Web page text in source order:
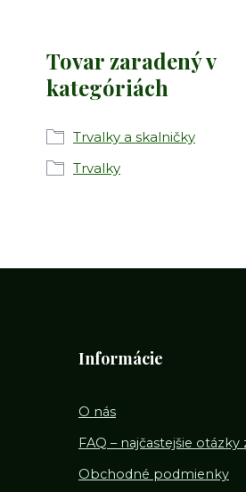
Tovar zaradený v
kategóriách
Trvalky a skalničky
Trvalky
Informácie
O nás
FAQ – najčastejšie
Obchodné podmienky